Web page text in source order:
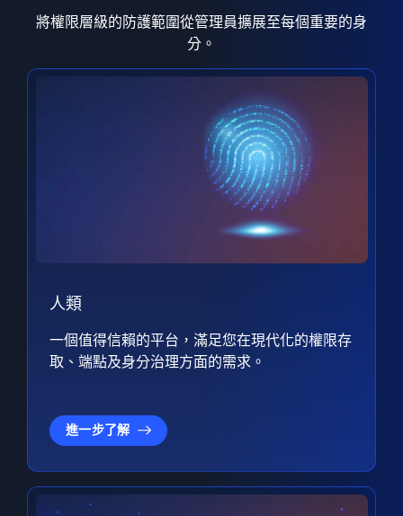
將權限層級的防護範圍從管理員擴展至每個重要的身
分。
人類
一個值得信賴的平台，滿足您在現代化的權限存
取、端點及身分治理方面的需求。
進一步了解